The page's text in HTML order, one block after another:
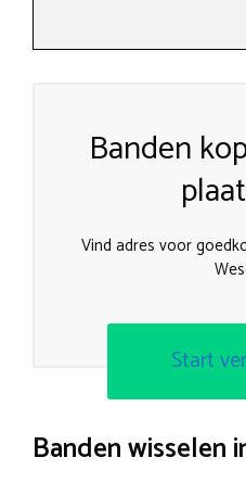
Banden
Vind adres voor
Start
Banden wisselen